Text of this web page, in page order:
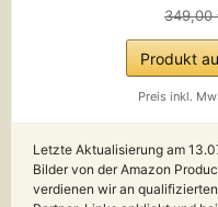
349,00
Produkt
Preis inkl.
Letzte Aktualisierung am
Bilder von der Amazon
verdienen wir an